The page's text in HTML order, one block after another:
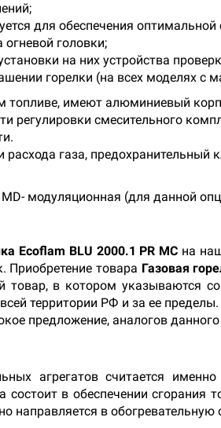
для обеспечения
огневой головки;
на них устройства
горелки (на всех моделях с
топливе, имеют алюминиевый
смесительного
газа, предохранительный
модуляционная (для данной
Ecoflam BLU 2000.1 PR MC на
Приобретение товара Газовая
в котором указываются
территории РФ и за ее
предложение, аналогов
агрегатов считается
в обеспечении сгорания
направляется в обогревательную